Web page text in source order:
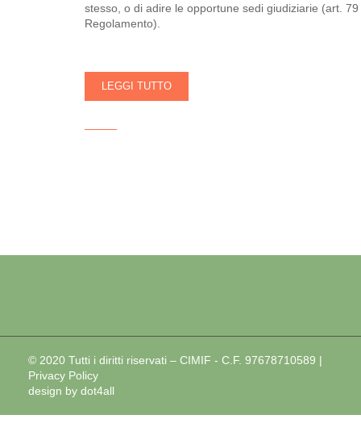
stesso, o di adire le opportune sedi giudiziarie (art. 79
Regolamento).
LEGGI TUTTO
© 2020 Tutti i diritti riservati – CIMIF - C.F. 97678710589 |
Privacy Policy
design by dot4all